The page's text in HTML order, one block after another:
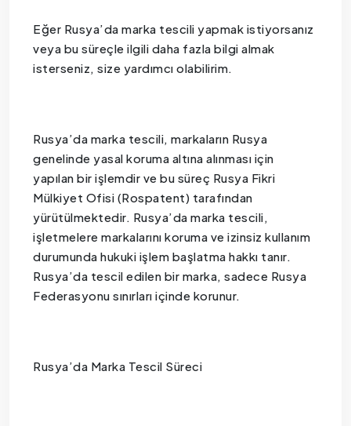
Eğer Rusya’da marka tescili yapmak istiyorsanız
veya bu süreçle ilgili daha fazla bilgi almak
isterseniz, size yardımcı olabilirim.
Rusya’da marka tescili, markaların Rusya
genelinde yasal koruma altına alınması için
yapılan bir işlemdir ve bu süreç Rusya Fikri
Mülkiyet Ofisi (Rospatent) tarafından
yürütülmektedir. Rusya’da marka tescili,
işletmelere markalarını koruma ve izinsiz kullanım
durumunda hukuki işlem başlatma hakkı tanır.
Rusya’da tescil edilen bir marka, sadece Rusya
Federasyonu sınırları içinde korunur.
Rusya’da Marka Tescil Süreci